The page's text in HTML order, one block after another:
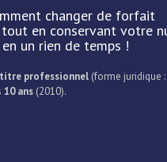
changer de forfait
en conservant votre
un rien de temps !
professionnel (forme juridique :
10 ans (2010).